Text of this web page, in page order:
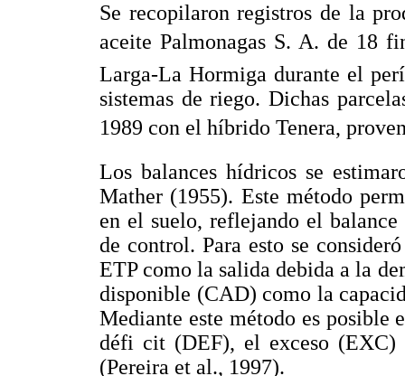
Se recopilaron registros de la
aceite Palmonagas S. A. de
Larga-La Hormiga durante el
sistemas de riego. Dichas
1989 con el híbrido Tenera,
Los balances hídricos se
Mather (1955). Este método
en el suelo, reflejando el
de control. Para esto se
ETP como la salida debida a la
disponible (CAD) como la
Mediante este método es
défi cit (DEF), el exceso (EXC)
(Pereira et al., 1997).